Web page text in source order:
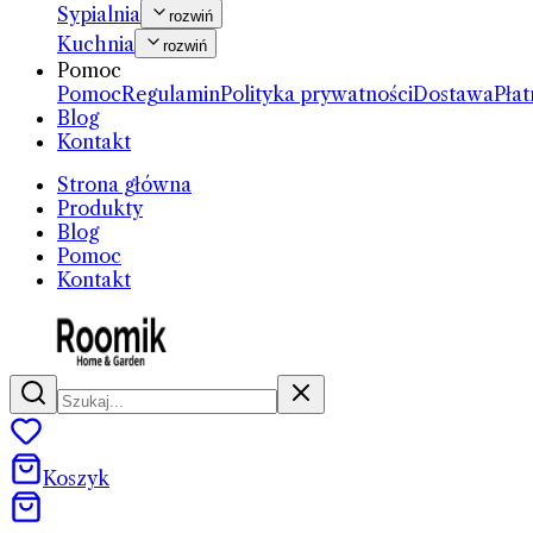
Sypialnia rozwiń
Kuchnia rozwiń
Pomoc
PomocRegulaminPolityka prywatnościDostawa
Blog
Kontakt
Strona główna
Produkty
Blog
Pomoc
Kontakt
Koszyk